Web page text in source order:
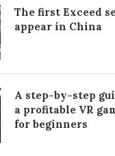
The first Exceed
appear in China
A step-by-step
a profitable VR
for beginners